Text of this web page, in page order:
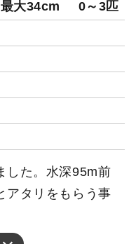
最大34cm 0～3匹
した。水深95m前
アタリをもらう事